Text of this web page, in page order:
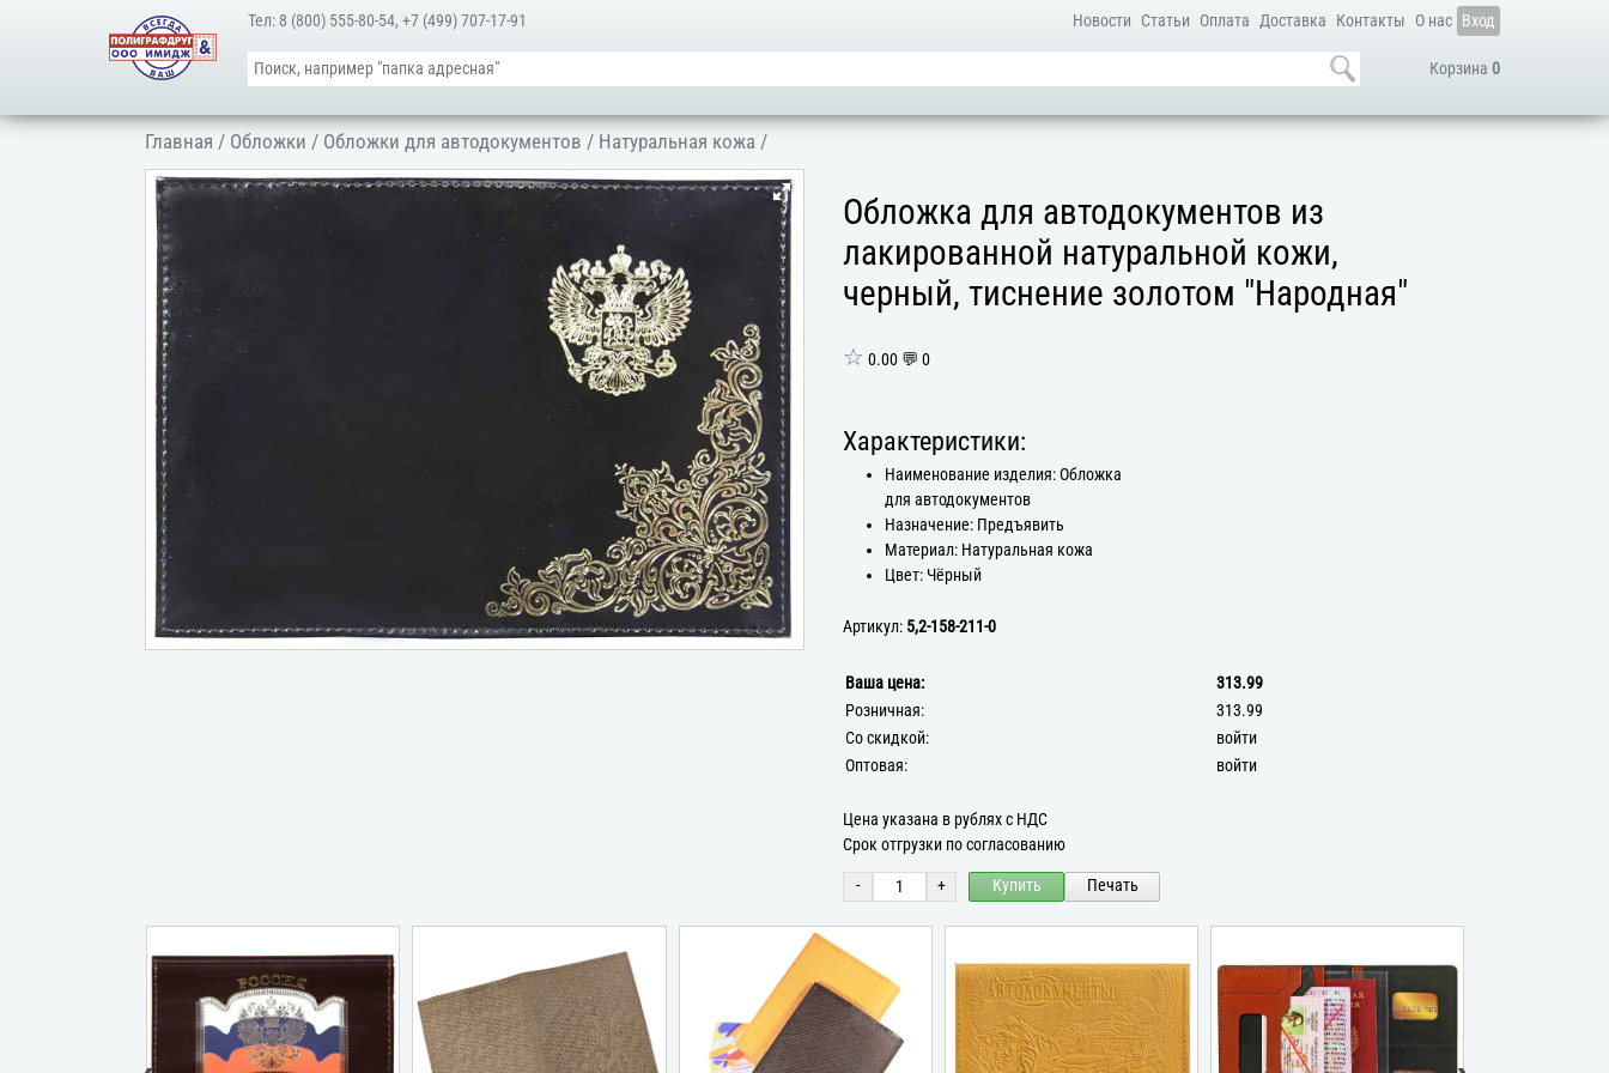
Новости Статьи Оплата Доставка Контакты О нас Вход
Корзина 0
Тел: 8 (800) 555-80-54,+7 (499) 707-17-91
Главная / Обложки / Обложки для автодокументов / Hатуральная кожа /
Обложка для автодокументов из
лакированной натуральной кожи,
черный, тиснение золотом "Народная"
☆ 0.00 💬 0
Характеристики:
Наименование изделия: Обложка
для автодокументов
Назначение: Предъявить
Материал: Натуральная кожа
Цвет: Чёрный
Артикул: 5,2-158-211-0
Ваша цена:
313.99
Розничная:
313.99
Со скидкой:
войти
Оптовая:
войти
Цена указана в рублях с НДС
Срок отгрузки по согласованию
- + Купить Печать